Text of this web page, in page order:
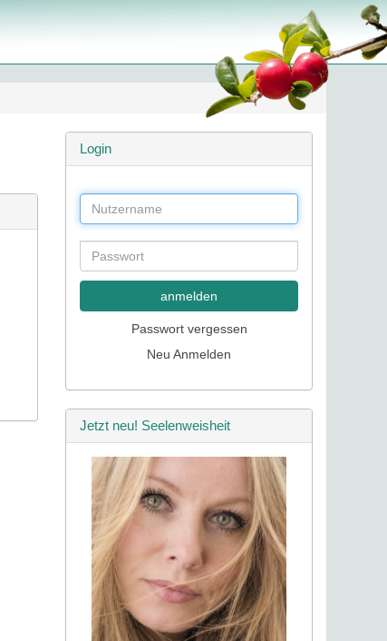
Login
anmelden
Passwort vergessen
Neu Anmelden
Jetzt neu! Seelenweisheit